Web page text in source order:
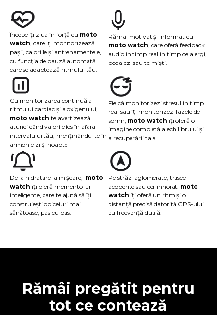
Începe-ți ziua în forță cu moto
watch, care îți monitorizează
pașii, caloriile și antrenamentele,
cu funcția de pauză automată
care se adaptează ritmului tău.
Rămâi motivat și informat cu
moto watch , care oferă feedback
audio în timp real în timp ce alergi,
pedalezi sau te miști.
Cu monitorizarea continuă a
ritmului cardiac și a oxigenului,
moto watch te avertizează
atunci când valorile ies în afara
intervalului tău, menținându-te în
armonie zi și noapte
Fie că monitorizezi stresul în timp
real sau îți monitorizezi fazele de
somn, moto watch îți oferă o
imagine completă a echilibrului și
a recuperării tale.
De la hidratare la mișcare, moto
watch îți oferă memento-uri
inteligente, care te ajută să îți
construiești obiceiuri mai
sănătoase, pas cu pas.
Pe străzi aglomerate, trasee
acoperite sau cer înnorat, moto
watch îți oferă un ritm și o
distanță precisă datorită GPS-ului
cu frecvență duală.
Rămâi pregătit pentru
tot ce contează